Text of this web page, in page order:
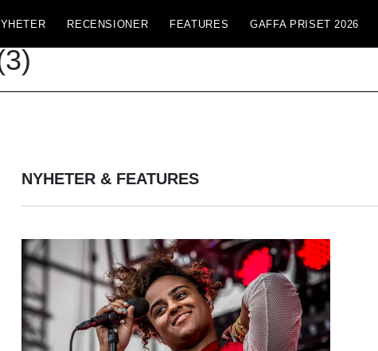
RECENSIONER FEATURES GAFFA PRISET 2026
NYHETER & FEATURES